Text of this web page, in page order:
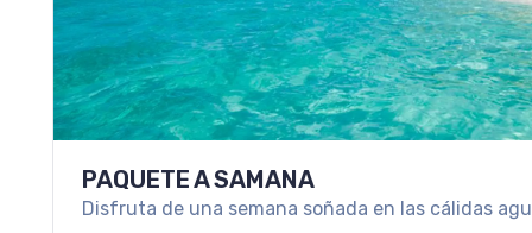
PAQUETE A SAMANA
Disfruta de una semana soñada en las cálidas